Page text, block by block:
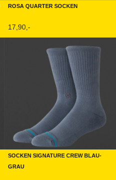
Rosa Quarter Socken
17,90,-
Socken Signature Crew Blau-
Grau